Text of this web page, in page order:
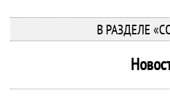
В РАЗДЕЛЕ